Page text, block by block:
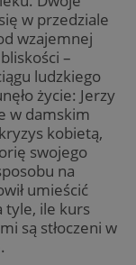
w przedziale
wzajemnej
–
ludzkiego
życie: Jerzy
w damskim
kobietą,
swojego
na
umieścić
tyle, ile kurs
są stłoczeni w